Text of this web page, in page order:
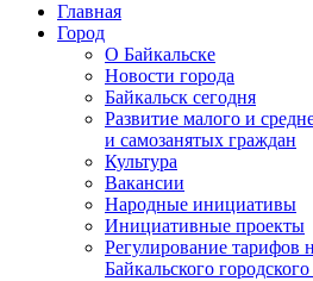
Главная
Город
О Байкальске
Новости города
Байкальск сегодня
Развитие малого и
и самозанятых граждан
Культура
Вакансии
Народные инициативы
Инициативные проекты
Регулирование тарифов
Байкальского